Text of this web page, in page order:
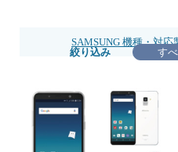
SAMSUNG 機種・対応
絞り込み
す